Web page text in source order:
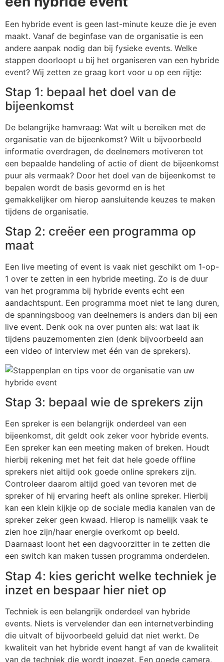
Een hybride event is geen last-minute keuze die je even
maakt. Vanaf de beginfase van de organisatie is een
andere aanpak nodig dan bij fysieke events. Welke
stappen doorloopt u bij het organiseren van een hybride
event? Wij zetten ze graag kort voor u op een rijtje:
Stap 1: bepaal het doel van de
bijeenkomst
De belangrijke hamvraag: Wat wilt u bereiken met de
organisatie van de bijeenkomst? Wilt u bijvoorbeeld
informatie overdragen, de deelnemers motiveren tot
een bepaalde handeling of actie of dient de bijeenkomst
puur als vermaak? Door het doel van de bijeenkomst te
bepalen wordt de basis gevormd en is het
gemakkelijker om hierop aansluitende keuzes te maken
tijdens de organisatie.
Stap 2: creëer een programma op
maat
Een live meeting of event is vaak niet geschikt om 1-op-
1 over te zetten in een hybride meeting. Zo is de duur
van het programma bij hybride events echt een
aandachtspunt. Een programma moet niet te lang duren,
de spanningsboog van deelnemers is anders dan bij een
live event. Denk ook na over punten als: wat laat ik
tijdens pauzemomenten zien (denk bijvoorbeeld aan
een video of interview met één van de sprekers).
Stap 3: bepaal wie de sprekers zijn
Een spreker is een belangrijk onderdeel van een
bijeenkomst, dit geldt ook zeker voor hybride events.
Een spreker kan een meeting maken of breken. Houdt
hierbij rekening met het feit dat hele goede offline
sprekers niet altijd ook goede online sprekers zijn.
Controleer daarom altijd goed van tevoren met de
spreker of hij ervaring heeft als online spreker. Hierbij
kan een klein kijkje op de sociale media kanalen van de
spreker zeker geen kwaad. Hierop is namelijk vaak te
zien hoe zijn/haar energie overkomt op beeld.
Daarnaast loont het een dagvoorzitter in te zetten die
een switch kan maken tussen programma onderdelen.
Stap 4: kies gericht welke techniek je
inzet en bespaar hier niet op
Techniek is een belangrijk onderdeel van hybride
events. Niets is vervelender dan een internetverbinding
die uitvalt of bijvoorbeeld geluid dat niet werkt. De
kwaliteit van het hybride event hangt af van de kwaliteit
van de techniek die wordt ingezet. Een goede camera,